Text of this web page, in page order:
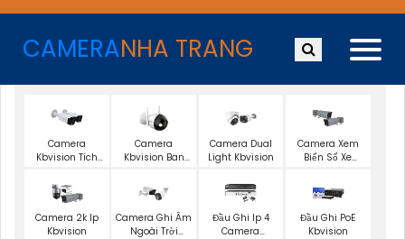
CAMERANHA TRANG
Camera
Kbvision Tích
Camera
Kbvision Ban
Camera Dual
Light Kbvision
Camera Xem
Biển Số Xe
Camera 2k Ip
Kbvision
Camera Ghi Âm
Ngoài Trời
Đầu Ghi Ip 4
Camera
Đầu Ghi PoE
Kbvision